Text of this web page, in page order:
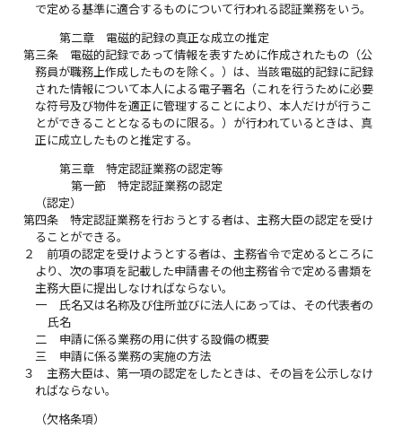
で定める基準に適合するものについて行われる認証業務をいう。
第二章 電磁的記録の真正な成立の推定
第三条
電磁的記録であって情報を表すために作成されたもの（公
務員が職務上作成したものを除く。）は、当該電磁的記録に記録
された情報について本人による電子署名（これを行うために必要
な符号及び物件を適正に管理することにより、本人だけが行うこ
とができることとなるものに限る。）が行われているときは、真
正に成立したものと推定する。
第三章 特定認証業務の認定等
第一節 特定認証業務の認定
（認定）
第四条
特定認証業務を行おうとする者は、主務大臣の認定を受け
ることができる。
２
前項の認定を受けようとする者は、主務省令で定めるところに
より、次の事項を記載した申請書その他主務省令で定める書類を
主務大臣に提出しなければならない。
一
氏名又は名称及び住所並びに法人にあっては、その代表者の
氏名
二
申請に係る業務の用に供する設備の概要
三
申請に係る業務の実施の方法
３
主務大臣は、第一項の認定をしたときは、その旨を公示しなけ
ればならない。
（欠格条項）